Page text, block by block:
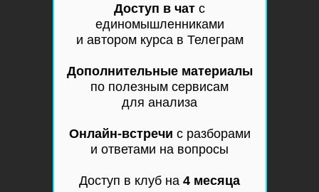
Доступ в чат с
единомышленниками
и автором курса в Телеграм
Дополнительные материалы
по полезным сервисам
для анализа
Онлайн-встречи с разборами
и ответами на вопросы
Доступ в клуб на 4 месяца